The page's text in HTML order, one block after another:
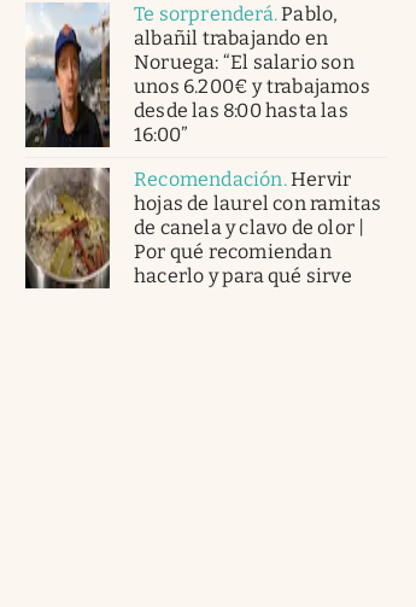
Te sorprenderá.Pablo,
albañil trabajando en
Noruega: “El salario son
unos 6.200€ y trabajamos
desde las 8:00 hasta las
16:00”
Recomendación.Hervir
hojas de laurel con ramitas
de canela y clavo de olor |
Por qué recomiendan
hacerlo y para qué sirve